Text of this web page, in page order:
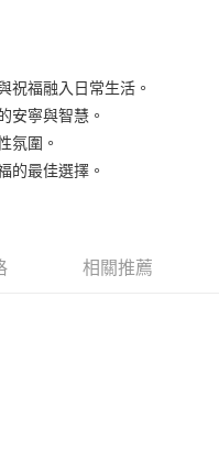
繳款截止日，確認付款後即完
續交易確認頁面所載為準。
審核未通過，訂單將自動取
大哥付你分期系統評分，恕無
」於每月結算日後寄送繳費提
以下簡稱本公司）所提供，讓
，並由商店將買賣／分期付款
運費
祝福融入日常生活。
安寧與智慧。
氛圍。
的最佳選擇。
相關推薦